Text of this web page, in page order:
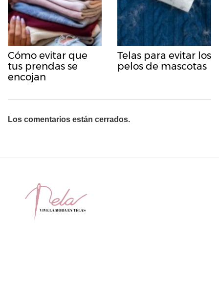
Cómo evitar que
tus prendas se
encojan
Telas para evitar los
pelos de mascotas
Los comentarios están cerrados.